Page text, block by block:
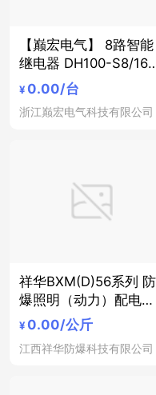
【巅宏电气】 8路智能
继电器 DH100-S8/16
能照明模块 智能照明控
¥ 0.00/台
浙江巅宏电气科技有限公司
祥华BXM(D)56系列 防
爆照明（动力）配电箱
防爆电气
¥ 0.00/公斤
江西祥华防爆科技有限公司